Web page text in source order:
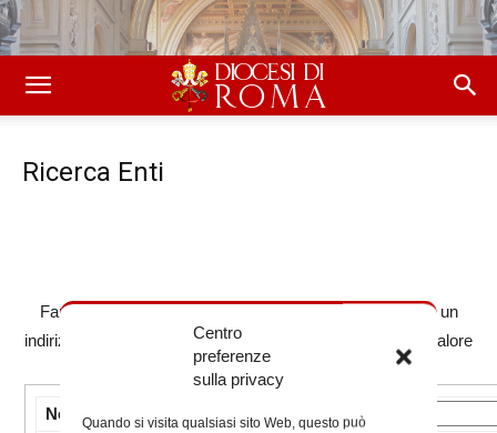
Centro
preferenze
sulla privacy
Quando si visita qualsiasi sito Web, questo può
Ricerca Enti
Fare una ricerca inserendo un nome o una sua parte, o un
indirizzo o una sua parte o un CAP e/o selezionando un valore
per gli altri campi e premendo il pulsante <Trova>
Nome: